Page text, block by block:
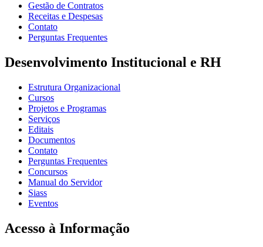
Gestão de Contratos
Receitas e Despesas
Contato
Perguntas Frequentes
Desenvolvimento Institucional e RH
Estrutura Organizacional
Cursos
Projetos e Programas
Serviços
Editais
Documentos
Contato
Perguntas Frequentes
Concursos
Manual do Servidor
Siass
Eventos
Acesso à Informação